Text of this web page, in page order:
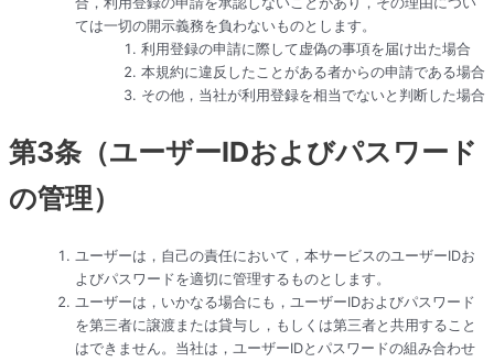
ては一切の開示義務を負わないものとします。
利用登録の申請に際して虚偽の事項を届け出た場合
本規約に違反したことがある者からの申請である場合
その他，当社が利用登録を相当でないと判断した場合
第3条（ユーザーIDおよびパスワード
の管理）
ユーザーは，自己の責任において，本サービスのユーザーIDお
よびパスワードを適切に管理するものとします。
ユーザーは，いかなる場合にも，ユーザーIDおよびパスワード
を第三者に譲渡または貸与し，もしくは第三者と共用すること
はできません。当社は，ユーザーIDとパスワードの組み合わせ